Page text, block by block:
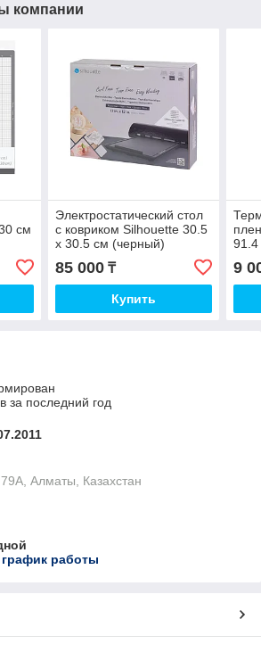
компании
см
Электростатический стол
с ковриком Silhouette 30.5
х 30.5 см (черный)
85 000₸
Купить
9
за последний год
Алматы, Казахстан
график работы